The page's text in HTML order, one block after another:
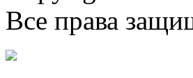
Все права